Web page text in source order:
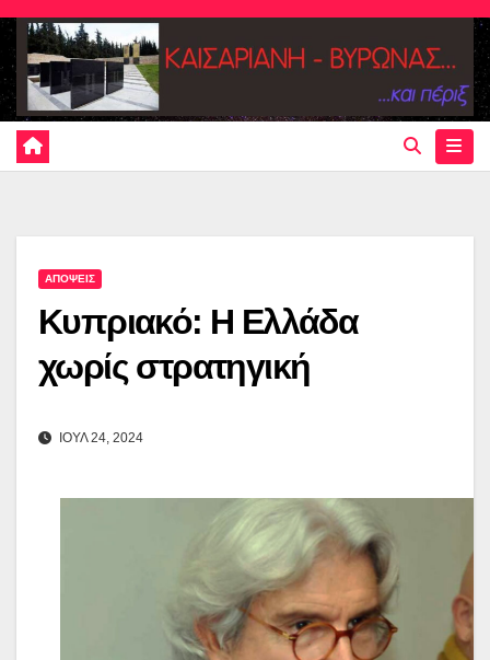
Skip
content
ΑΠΟΨΕΙΣ
Κυπριακό: Η Ελλάδα
χωρίς στρατηγική
ΙΟΥΛ 24, 2024